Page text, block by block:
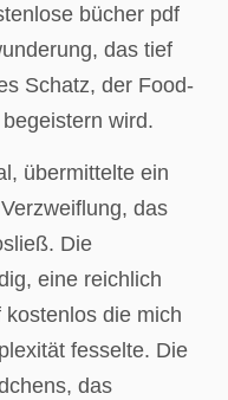
bücher pdf
das tief
Schatz, der Food-
wird.
übermittelte ein
das
Die
eine reichlich
die mich
fesselte. Die
das